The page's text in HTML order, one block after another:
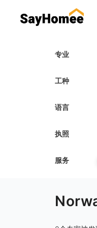
专业
工种
语言
执照
服务